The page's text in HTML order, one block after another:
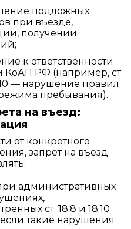
подложных
при въезде,
получении
к ответственности
КоАП РФ (например, ст.
— нарушение правил
пребывания).
на въезд:
от конкретного
запрет на въезд
административных
ст. 18.8 и 18.10
такие нарушения